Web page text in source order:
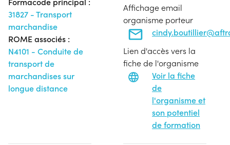
31827 - Transport
marchandise
ROME associés :
N4101 - Conduite de
transport de
marchandises sur
longue distance
Affichage email
organisme porteur
Lien d'accès vers la
fiche de l'organisme
Voir la fiche
de
l'organisme et
son potentiel
de formation